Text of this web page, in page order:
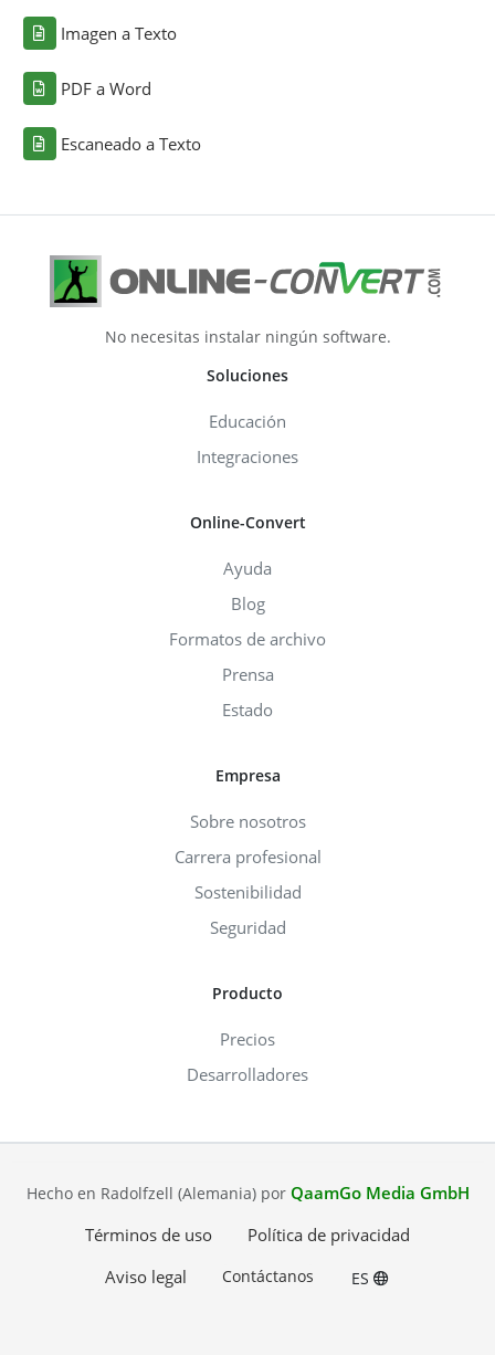
Imagen a Texto
PDF a Word
Escaneado a Texto
No necesitas instalar ningún software.
Soluciones
Educación
Integraciones
Online-Convert
Ayuda
Blog
Formatos de archivo
Prensa
Estado
Empresa
Sobre nosotros
Carrera profesional
Sostenibilidad
Seguridad
Producto
Precios
Desarrolladores
Hecho en Radolfzell (Alemania) por QaamGo Media GmbH
Términos de uso
Política de privacidad
Aviso legal
Contáctanos ES